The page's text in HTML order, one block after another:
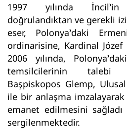
1997 yılında
doğrulandıktan ve gerekli
eser, Polonya’daki
ordinarisine, Kardinal
2006 yılında,
temsilcilerinin talebi
Başpiskopos Glemp,
ile bir anlaşma
emanet edilmesini
sergilenmektedir.